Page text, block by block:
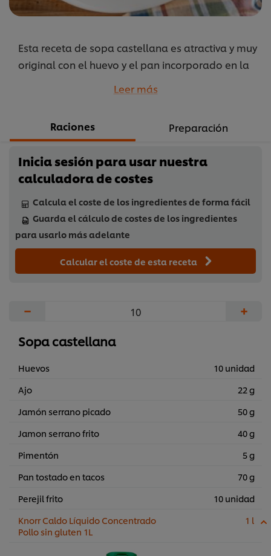
Esta receta de sopa castellana es atractiva y muy
original con el huevo y el pan incorporado en la
Leer más
Raciones Preparación
Inicia sesión para usar nuestra
calculadora de costes
Calcula el coste de los ingredientes de forma fácil
Guarda el cálculo de costes de los ingredientes
para usarlo más adelante
Calcular el coste de esta receta
− +
Sopa castellana
Huevos
10 unidad
Ajo
22 g
Jamón serrano picado
50 g
Jamon serrano frito
40 g
Pimentón
5 g
Pan tostado en tacos
70 g
Perejil frito
10 unidad
Knorr Caldo Líquido Concentrado
Pollo sin gluten 1L
1 l